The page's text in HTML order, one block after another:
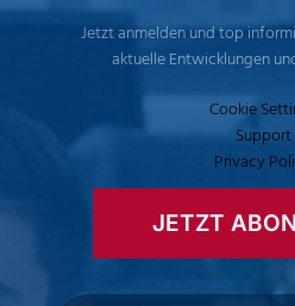
Jetzt anmelden und top
aktuelle Entwicklungen
Cookie
Support
Privacy
JETZT